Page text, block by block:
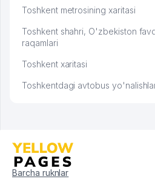
Toshkent metrosining xaritasi
Toshkent shahri, O'zbekiston
raqamlari
Toshkent xaritasi
Toshkentdagi avtobus
Barcha ruknlar